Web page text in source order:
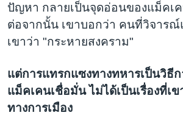
ปัญหา กลายเป็นจุดอ่อนของแม็คเ
ต่อจากนั้น เขาบอกว่า คนที่วิจารณ์
เขาว่า "กระหายสงคราม"
แต่การแทรกแซงทางทหารเป็นวิธี
แม็คเคนเชื่อมั่น ไม่ได้เป็นเรื่องที่เ
ทางการเมือง